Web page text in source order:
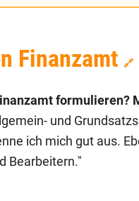
Finanzamt 🔗
formulieren?
und
ich mich gut aus.
Bearbeitern."